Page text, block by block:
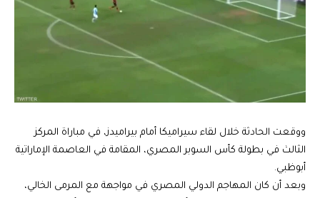
ووقعت الحادثة خلال لقاء سيراميكا أمام بيراميدز، في مباراة المركز
الثالث في بطولة كأس السوبر المصري، المقامة في العاصمة الإماراتية
أبوظبي.
وبعد أن كان المهاجم الدولي المصري في مواجهة مع المرمى الخالي،